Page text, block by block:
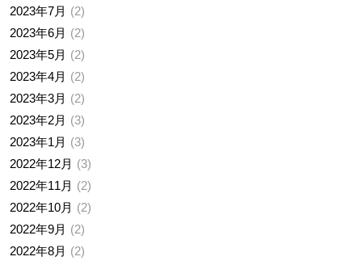
2023年7月
2
2023年6月
2
2023年5月
2
2023年4月
2
2023年3月
2
2023年2月
3
2023年1月
3
2022年12月
3
2022年11月
2
2022年10月
2
2022年9月
2
2022年8月
2